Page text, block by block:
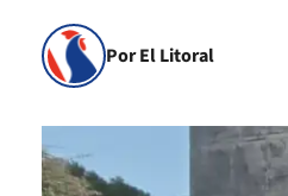
Por El Litoral